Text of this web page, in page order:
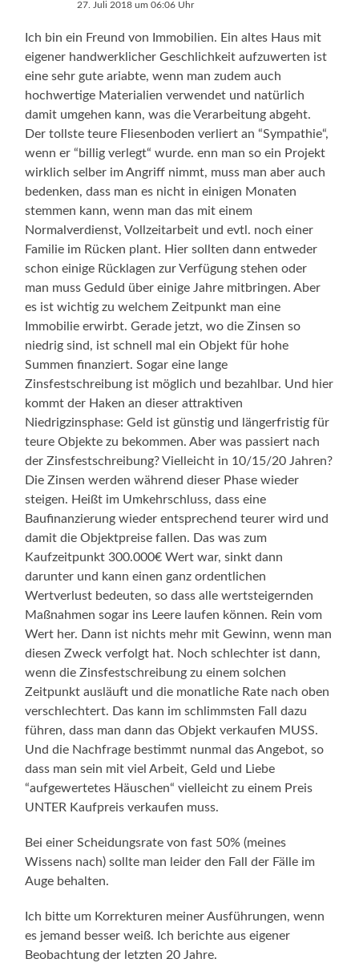
27. Juli 2018 um 06:06 Uhr
Ich bin ein Freund von Immobilien. Ein altes Haus mit
eigener handwerklicher Geschlichkeit aufzuwerten ist
eine sehr gute ariabte, wenn man zudem auch
hochwertige Materialien verwendet und natürlich
damit umgehen kann, was die Verarbeitung abgeht.
Der tollste teure Fliesenboden verliert an “Sympathie“,
wenn er “billig verlegt“ wurde. enn man so ein Projekt
wirklich selber im Angriff nimmt, muss man aber auch
bedenken, dass man es nicht in einigen Monaten
stemmen kann, wenn man das mit einem
Normalverdienst, Vollzeitarbeit und evtl. noch einer
Familie im Rücken plant. Hier sollten dann entweder
schon einige Rücklagen zur Verfügung stehen oder
man muss Geduld über einige Jahre mitbringen. Aber
es ist wichtig zu welchem Zeitpunkt man eine
Immobilie erwirbt. Gerade jetzt, wo die Zinsen so
niedrig sind, ist schnell mal ein Objekt für hohe
Summen finanziert. Sogar eine lange
Zinsfestschreibung ist möglich und bezahlbar. Und hier
kommt der Haken an dieser attraktiven
Niedrigzinsphase: Geld ist günstig und längerfristig für
teure Objekte zu bekommen. Aber was passiert nach
der Zinsfestschreibung? Vielleicht in 10/15/20 Jahren?
Die Zinsen werden während dieser Phase wieder
steigen. Heißt im Umkehrschluss, dass eine
Baufinanzierung wieder entsprechend teurer wird und
damit die Objektpreise fallen. Das was zum
Kaufzeitpunkt 300.000€ Wert war, sinkt dann
darunter und kann einen ganz ordentlichen
Wertverlust bedeuten, so dass alle wertsteigernden
Maßnahmen sogar ins Leere laufen können. Rein vom
Wert her. Dann ist nichts mehr mit Gewinn, wenn man
diesen Zweck verfolgt hat. Noch schlechter ist dann,
wenn die Zinsfestschreibung zu einem solchen
Zeitpunkt ausläuft und die monatliche Rate nach oben
verschlechtert. Das kann im schlimmsten Fall dazu
führen, dass man dann das Objekt verkaufen MUSS.
Und die Nachfrage bestimmt nunmal das Angebot, so
dass man sein mit viel Arbeit, Geld und Liebe
“aufgewertetes Häuschen“ vielleicht zu einem Preis
UNTER Kaufpreis verkaufen muss.
Bei einer Scheidungsrate von fast 50% (meines
Wissens nach) sollte man leider den Fall der Fälle im
Auge behalten.
Ich bitte um Korrekturen meiner Ausführungen, wenn
es jemand besser weiß. Ich berichte aus eigener
Beobachtung der letzten 20 Jahre.